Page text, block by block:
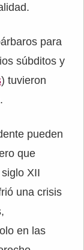
para
súbditos y
) tuvieron
pueden
que
XII
una crisis
en las